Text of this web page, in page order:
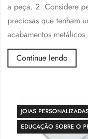
a peça. 2. Considere
preciosas que tenham
acabamentos
Continue lendo
JOIAS
EDUCAÇÃO SOBRE O